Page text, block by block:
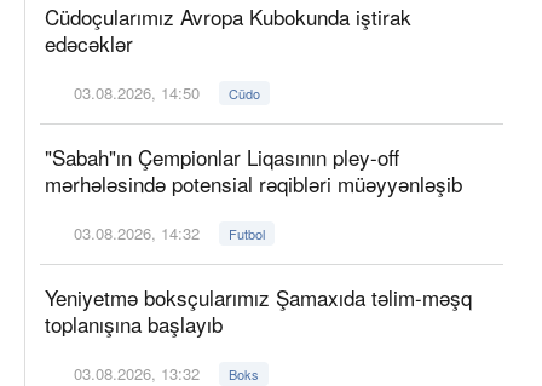
Cüdoçularımız Avropa Kubokunda iştirak
edəcəklər
03.08.2026, 14:50 Cüdo
"Sabah"ın Çempionlar Liqasının pley-off
mərhələsində potensial rəqibləri müəyyənləşib
03.08.2026, 14:32 Futbol
Yeniyetmə boksçularımız Şamaxıda təlim-məşq
toplanışına başlayıb
03.08.2026, 13:32 Boks